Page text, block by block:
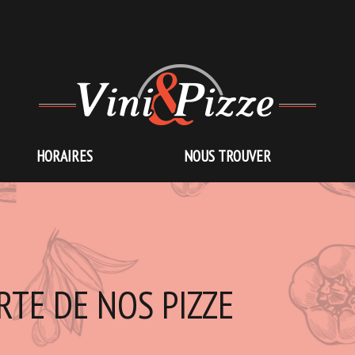
HORAIRES NOUS TROUVER
DE NOS PIZZE